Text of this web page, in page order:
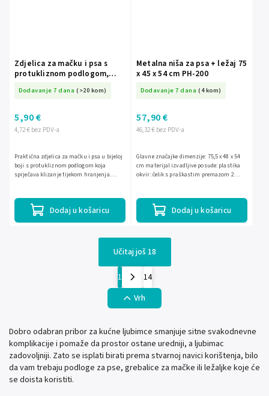
Zdjelica za mačku i psa s
protukliznom podlogom,
Dodavanje 7 dana (>20 kom)
4,72 € bez PDV-a
5,90 €
Dodaj u košaricu
Praktična zdjelica za mačku i psa u bijeloj
boji s protukliznom podlogom koja
sprječava klizanje tijekom hranjenja.
Metalna niša za psa + ležaj 75
x 45 x 54 cm PH-200
Dodavanje 7 dana (4 kom)
46,32 € bez PDV-a
57,90 €
Dodaj u košaricu
Glavne značajke dimenzije: 75,5 x 48 x 54
cm materijal izvadljive posude: plastika
okvir: čelik s praškastim premazom 2
Učitaj još 18
1
14
Vrh
Dobro odabran pribor za kućne ljubimce smanjuje sitne svakodnevne
komplikacije i pomaže da prostor ostane uredniji, a ljubimac
zadovoljniji. Zato se isplati birati prema stvarnoj navici korištenja, bilo
da vam trebaju podloge za pse, grebalice za mačke ili ležaljke koje će
se doista koristiti.